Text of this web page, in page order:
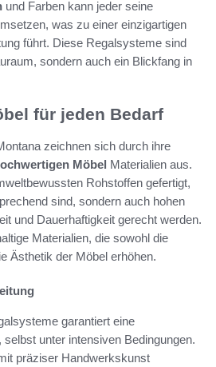
und Farben kann jeder seine
was zu einer einzigartigen
führt. Diese Regalsysteme sind
sondern auch ein Blickfang in
für jeden Bedarf
zeichnen sich durch ihre
Möbel Materialien aus.
Rohstoffen gefertigt,
sind, sondern auch hohen
und Dauerhaftigkeit gerecht werden.
Materialien, die sowohl die
Ästhetik der Möbel erhöhen.
garantiert eine
selbst unter intensiven Bedingungen.
präziser Handwerkskunst